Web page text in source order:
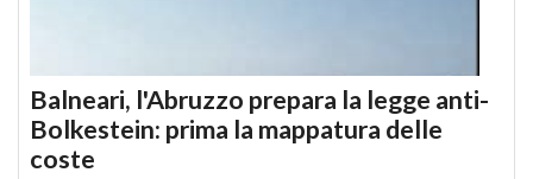
Balneari, l'Abruzzo prepara la legge anti-
Bolkestein: prima la mappatura delle
coste